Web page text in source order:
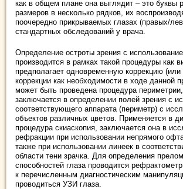
как в общем плане она выглядит – это буквы
размеров в несколько рядков, их
поочередно прикрываемых глазах (правых/
стандартных обследований у врача.
Определение остроты зрения с
производится в рамках такой процедуры как
предполагает одновременную коррекцию
коррекции как необходимости в ходе данной
может быть проведена процедура
заключается в определении полей зрения с
соответствующего аппарата (периметр) с
объектов различных цветов. Применяется в
процедура скиаскопия, заключается она в
рефракции при использовании непрямого
также при использовании линеек в
области тени зрачка. Для определения
способностей глаза проводится
к перечисленным диагностическим
проводиться УЗИ глаза.